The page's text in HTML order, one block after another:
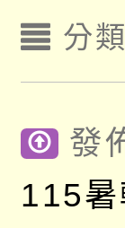
【一分類
發
115